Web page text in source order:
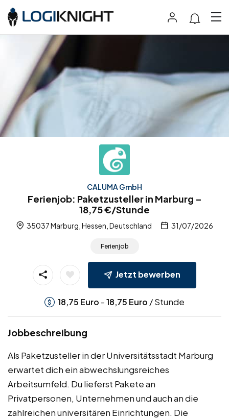
CALUMA GmbH
Ferienjob: Paketzusteller in Marburg –
18,75 €/Stunde
35037 Marburg, Hessen, Deutschland 31/07/2026
Ferienjob
Jetzt bewerben
18,75 Euro -18,75 Euro / Stunde
Jobbeschreibung
Als Paketzusteller in der Universitätsstadt Marburg
erwartet dich ein abwechslungsreiches
Arbeitsumfeld. Du lieferst Pakete an
Privatpersonen, Unternehmen und auch an die
zahlreichen universitären Einrichtungen. Die